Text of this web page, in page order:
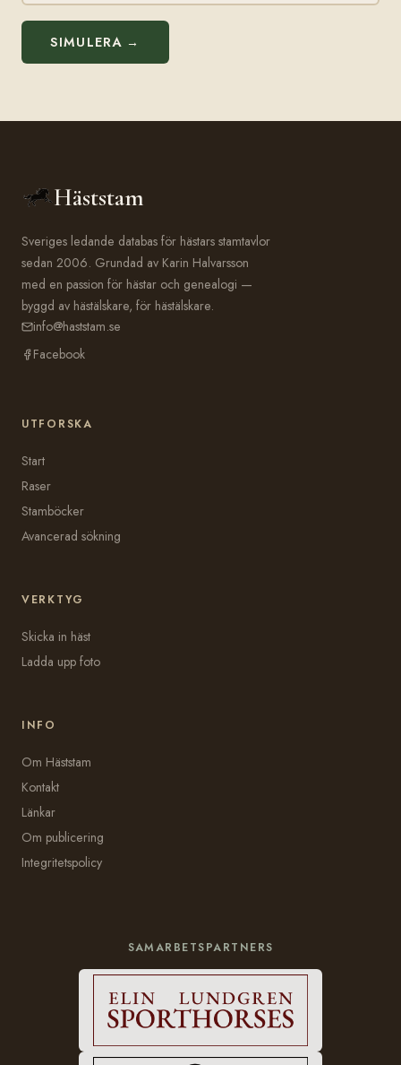
SIMULERA →
Häststam
Sveriges ledande databas för hästars stamtavlor
sedan 2006. Grundad av Karin Halvarsson
med en passion för hästar och genealogi —
byggd av hästälskare, för hästälskare.
info@haststam.se
Facebook
UTFORSKA
Start
Raser
Stamböcker
Avancerad sökning
VERKTYG
Skicka in häst
Ladda upp foto
INFO
Om Häststam
Kontakt
Länkar
Om publicering
Integritetspolicy
SAMARBETSPARTNERS